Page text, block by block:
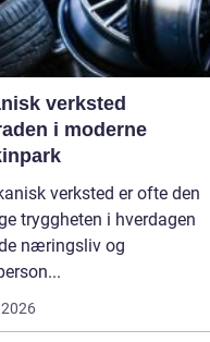
verksted
i moderne
verksted er ofte den
tryggheten i hverdagen
næringsliv og